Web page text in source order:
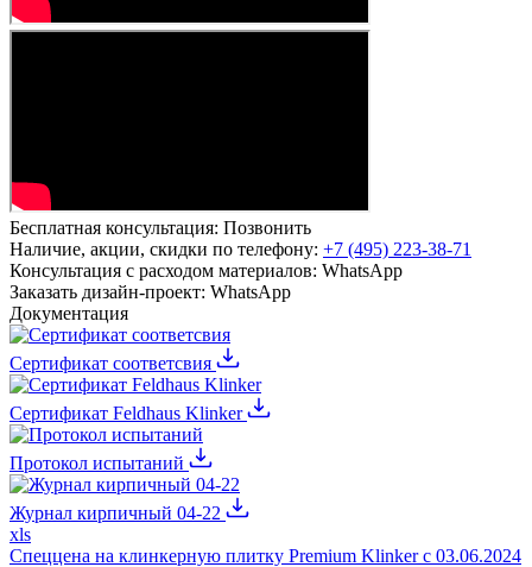
Бесплатная консультация: Позвонить
Наличие, акции, скидки по телефону: +7 (495) 223-38-71
Консультация с расходом материалов: WhatsApp
Заказать дизайн-проект: WhatsApp
Документация
Сертификат соответсвия
Сертификат Feldhaus Klinker
Протокол испытаний
Журнал кирпичный 04-22
xls
Спеццена на клинкерную плитку Premium Klinker с 03.06.2024